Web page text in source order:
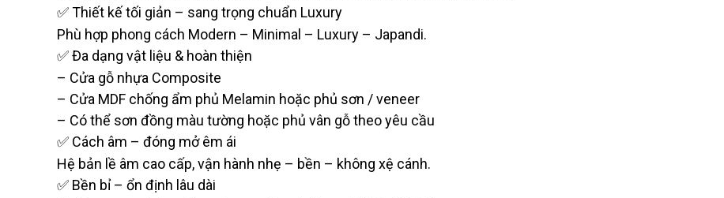
✅ Thiết kế tối giản – sang trọng chuẩn Luxury
Phù hợp phong cách Modern – Minimal – Luxury – Japandi.
✅ Đa dạng vật liệu & hoàn thiện
– Cửa gỗ nhựa Composite
– Cửa MDF chống ẩm phủ Melamin hoặc phủ sơn / veneer
– Có thể sơn đồng màu tường hoặc phủ vân gỗ theo yêu cầu
✅ Cách âm – đóng mở êm ái
Hệ bản lề âm cao cấp, vận hành nhẹ – bền – không xệ cánh.
✅ Bền bỉ – ổn định lâu dài